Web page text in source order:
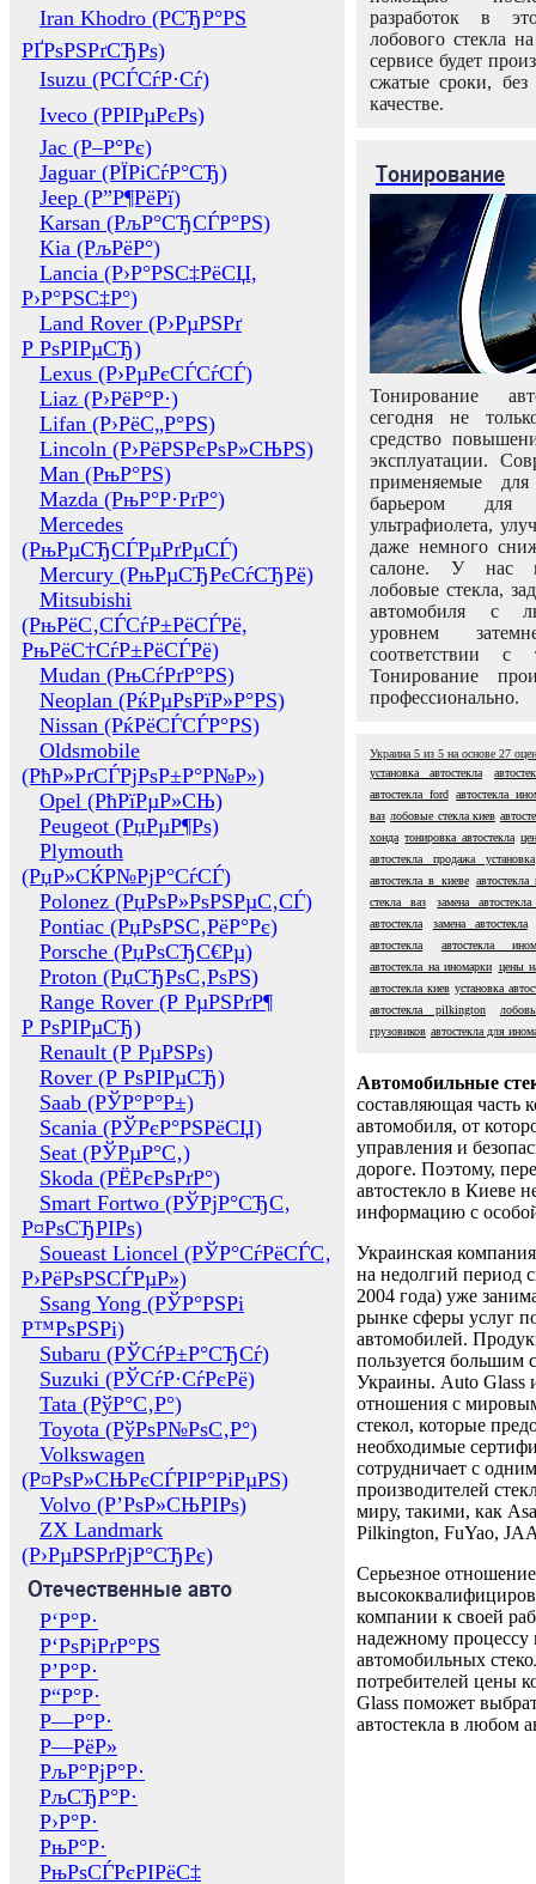
Iran Khodro (РСЂР°РЅ
РҐРѕРЅРґСЂРѕ)
Isuzu (РСЃСѓР·Сѓ)
Iveco (РРІРµРєРѕ)
Jac (Р–Р°Рє)
Jaguar (РЇРіСѓР°СЂ)
Jeep (Р”Р¶РёРї)
Karsan (РљР°СЂСЃР°РЅ)
Kia (РљРёР°)
Lancia (Р›Р°РЅС‡РёСЏ,
Р›Р°РЅС‡Р°)
Land Rover (Р›РµРЅРґ
Р РѕРІРµСЂ)
Lexus (Р›РµРєСЃСѓСЃ)
Liaz (Р›РёР°Р·)
Lifan (Р›РёС„Р°РЅ)
Lincoln (Р›РёРЅРєРѕР»СЊРЅ)
Man (РњР°РЅ)
Mazda (РњР°Р·РґР°)
Mercedes
(РњРµСЂСЃРµРґРµСЃ)
Mercury (РњРµСЂРєСѓСЂРё)
Mitsubishi
(РњРёС‚СЃСѓР±РёСЃРё,
РњРёС†СѓР±РёСЃРё)
Mudan (РњСѓРґР°РЅ)
Neoplan (РќРµРѕРїР»Р°РЅ)
Nissan (РќРёСЃСЃР°РЅ)
Oldsmobile
(РћР»РґСЃРјРѕР±Р°Р№Р»)
Opel (РћРїРµР»СЊ)
Peugeot (РџРµР¶Рѕ)
Plymouth
(РџР»СЌР№РјР°СѓСЃ)
Polonez (РџРѕР»РѕРЅРµС‚СЃ)
Pontiac (РџРѕРЅС‚РёР°Рє)
Porsche (РџРѕСЂС€Рµ)
Proton (РџСЂРѕС‚РѕРЅ)
Range Rover (Р РµРЅРґР¶
Р РѕРІРµСЂ)
Renault (Р РµРЅРѕ)
Rover (Р РѕРІРµСЂ)
Saab (РЎР°Р°Р±)
Scania (РЎРєР°РЅРёСЏ)
Seat (РЎРµР°С‚)
Skoda (РЁРєРѕРґР°)
Smart Fortwo (РЎРјР°СЂС‚
Р¤РѕСЂРІРѕ)
Soueast Lioncel (РЎР°СѓРёСЃС‚
Р›РёРѕРЅСЃРµР»)
Ssang Yong (РЎР°РЅРі
Р™РѕРЅРі)
Subaru (РЎСѓР±Р°СЂСѓ)
Suzuki (РЎСѓР·СѓРєРё)
Tata (РўР°С‚Р°)
Toyota (РўРѕР№РѕС‚Р°)
Volkswagen
(Р¤РѕР»СЊРєСЃРІР°РіРµРЅ)
Volvo (Р’РѕР»СЊРІРѕ)
ZX Landmark
(Р›РµРЅРґРјР°СЂРє)
Отечественные авто
Р‘Р°Р·
Р‘РѕРіРґР°РЅ
Р’Р°Р·
Р“Р°Р·
Р—Р°Р·
Р—РёР»
РљР°РјР°Р·
РљСЂР°Р·
Р›Р°Р·
РњР°Р·
РњРѕСЃРєРІРёС‡
разработок в
лобового стекла
сервисе будет
сжатые сроки,
качестве.
Тонирование
Тонирование
сегодня не
средство
эксплуатации.
применяемые
барьером для
ультрафиолета,
даже немного
салоне. У нас
лобовые стекла,
автомобиля с
уровнем
соответствии с
Тонирование
профессионально.
Украина 5 из 5 на основе 27
установка автостекла
автостекла ford автостекла
ваз лобовые стекла киев
хонда тонировка автостекла
автостекла продажа установка
автостекла в киеве
стекла ваз
замена
автостекла
замена автостекла
автостекла
автостекла
автостекла на иномарки цены
автостекла киев установка
автостекла pilkington
грузовиков автостекла для
Автомобильные
составляющая часть
автомобиля, от
управления и
дороге. Поэтому,
автостекло в Киеве
информацию с
Украинская
на недолгий период
2004 года) уже
рынке сферы услуг
автомобилей.
пользуется большим
Украины. Auto Glass
отношения с
стекол, которые
необходимые
сотрудничает с
производителей
миру, такими, как
Pilkington, FuYao,
Серьезное отношение
компании к своей
надежному процессу
автомобильных
потребителей цены
Glass поможет
автостекла в любом